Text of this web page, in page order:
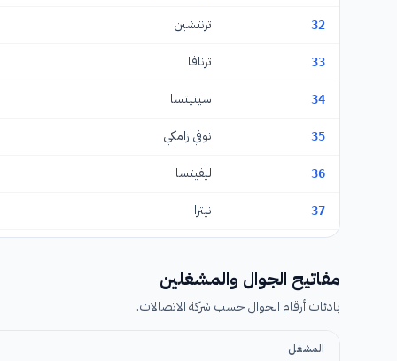
32 ترنتشين
33 ترنافا
34 سينيتسا
35 نوفي زامكي
36 ليفيتسا
37 نيترا
41 جيلينا
مفاتيح الجوال والمشغلين
بادئات أرقام الجوال حسب شركة الاتصالات.
المشغل